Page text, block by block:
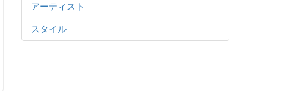
アーティスト
スタイル